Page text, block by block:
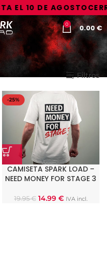
EL 10 DE AGOSTO
0 0.00€
Filtros
-25%
CAMISETA SPARK LOAD –
NEED MONEY FOR STAGE 3
19.95€ 14.99 € IVA incl.